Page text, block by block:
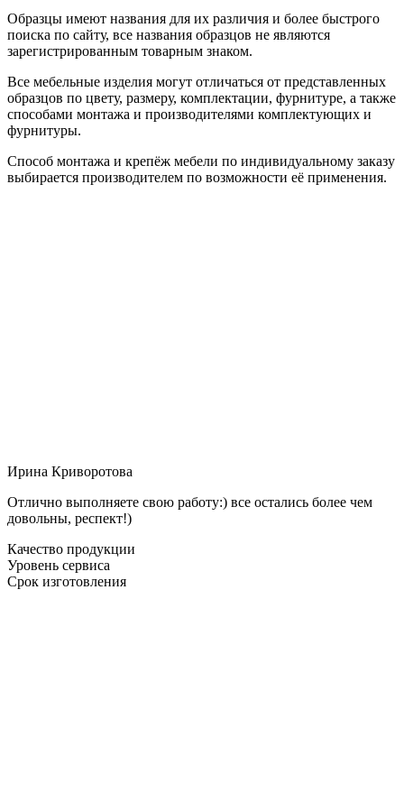
Образцы имеют названия для их различия и более быстрого
поиска по сайту, все названия образцов не являются
зарегистрированным товарным знаком.
Все мебельные изделия могут отличаться от представленных
образцов по цвету, размеру, комплектации, фурнитуре, а также
способами монтажа и производителями комплектующих и
фурнитуры.
Способ монтажа и крепёж мебели по индивидуальному заказу
выбирается производителем по возможности её применения.
Ирина Криворотова
Отлично выполняете свою работу:) все остались более чем
довольны, респект!)
Качество продукции
Уровень сервиса
Срок изготовления